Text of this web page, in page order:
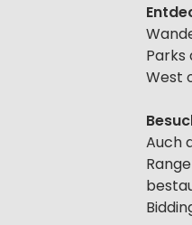
Parks
West
Auch